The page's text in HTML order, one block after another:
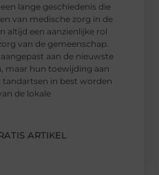
lange geschiedenis die
van medische zorg in de
altijd een aanzienlijke rol
van de gemeenschap.
aan de nieuwste
maar hun toewijding aan
in best worden
de lokale
ARTIKEL